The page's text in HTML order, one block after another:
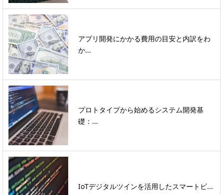
アプリ開発にかかる費用の目安と内訳をわ
か...
プロトタイプから始めるシステム開発基
礎：...
IoTデジタルツインを活用したスマートビ...